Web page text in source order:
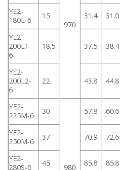
970
YE2-
180L-6
15 31.4 31.0
YE2-
200L1-
6
18.5 37.5 38.4
YE2-
200L2-
6
22 43.8 44.8
YE2-
225M-6
30
980
57.8 60.6
YE2-
250M-6
37 70.9 72.6
YE2-
280S-6
45 85.8 85.8